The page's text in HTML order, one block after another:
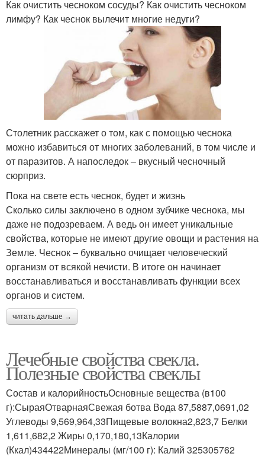
Как очистить чесноком сосуды? Как очистить чесноком
лимфу? Как чеснок вылечит многие недуги?
Столетник расскажет о том, как с помощью чеснока
можно избавиться от многих заболеваний, в том числе и
от паразитов. А напоследок – вкусный чесночный
сюрприз.
Пока на свете есть чеснок, будет и жизнь
Сколько силы заключено в одном зубчике чеснока, мы
даже не подозреваем. А ведь он имеет уникальные
свойства, которые не имеют другие овощи и растения на
Земле. Чеснок – буквально очищает человеческий
организм от всякой нечисти. В итоге он начинает
восстанавливаться и восстанавливать функции всех
органов и систем.
читать дальше →
Лечебные свойства свекла.
Полезные свойства свеклы
Состав и калорийностьОсновные вещества (в100
г):СыраяОтварнаяСвежая ботва Вода 87,5887,0691,02
Углеводы 9,569,964,33Пищевые волокна2,823,7 Белки
1,611,682,2 Жиры 0,170,180,13Калории
(Ккал)434422Минералы (мг/100 г): Калий 325305762